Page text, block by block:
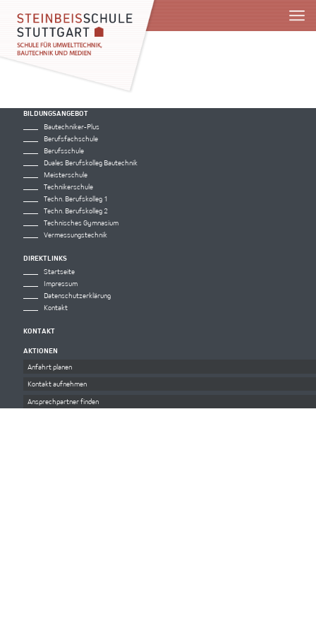
SIE SIND HIER:STARTSEITE»
ERASMUS
BILDUNGSANGEBOT
Bautechniker-Plus
Berufsfachschule
Berufsschule
Duales Berufskolleg Bautechnik
Meisterschule
Technikerschule
Techn. Berufskolleg 1
Techn. Berufskolleg 2
Technisches Gymnasium
Vermessungstechnik
DIREKTLINKS
Startseite
Impressum
Datenschutzerklärung
Kontakt
KONTAKT
AKTIONEN
Anfahrt planen
Kontakt aufnehmen
Ansprechpartner finden